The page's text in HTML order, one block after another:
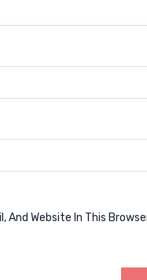
And Website In This